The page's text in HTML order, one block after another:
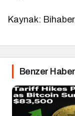
Kaynak:
Benzer